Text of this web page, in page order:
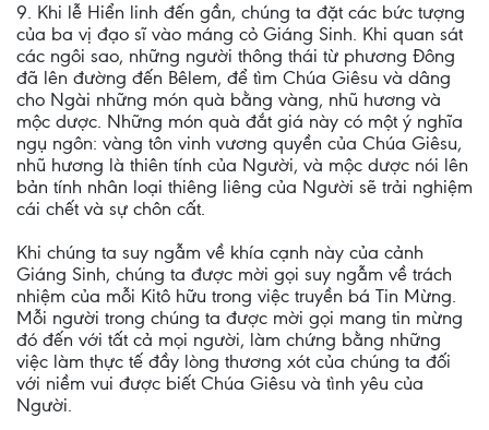
9. Khi lễ Hiển linh đến gần, chúng ta đặt các bức tượng
của ba vị đạo sĩ vào máng cỏ Giáng Sinh. Khi quan sát
các ngôi sao, những người thông thái từ phương Đông
đã lên đường đến Bêlem, để tìm Chúa Giêsu và dâng
cho Ngài những món quà bằng vàng, nhũ hương và
mộc dược. Những món quà đắt giá này có một ý nghĩa
ngụ ngôn: vàng tôn vinh vương quyền của Chúa Giêsu,
nhũ hương là thiên tính của Người, và mộc dược nói lên
bản tính nhân loại thiêng liêng của Người sẽ trải nghiệm
cái chết và sự chôn cất.
Khi chúng ta suy ngẫm về khía cạnh này của cảnh
Giáng Sinh, chúng ta được mời gọi suy ngẫm về trách
nhiệm của mỗi Kitô hữu trong việc truyền bá Tin Mừng.
Mỗi người trong chúng ta được mời gọi mang tin mừng
đó đến với tất cả mọi người, làm chứng bằng những
việc làm thực tế đầy lòng thương xót của chúng ta đối
với niềm vui được biết Chúa Giêsu và tình yêu của
Người.